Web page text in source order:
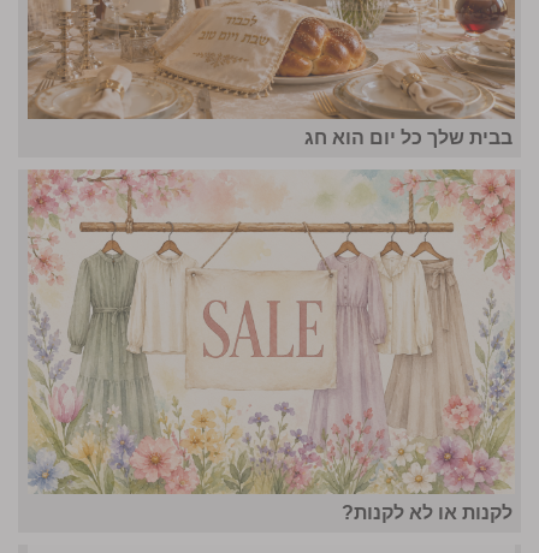
בבית שלך כל יום הוא חג
לקנות או לא לקנות?